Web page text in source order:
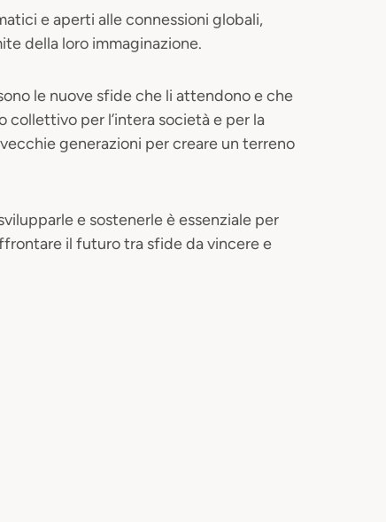
e aperti alle connessioni globali,
della loro immaginazione.
le nuove sfide che li attendono e che
collettivo per l’intera società e per la
generazioni per creare un terreno
e sostenerle è essenziale per
il futuro tra sfide da vincere e